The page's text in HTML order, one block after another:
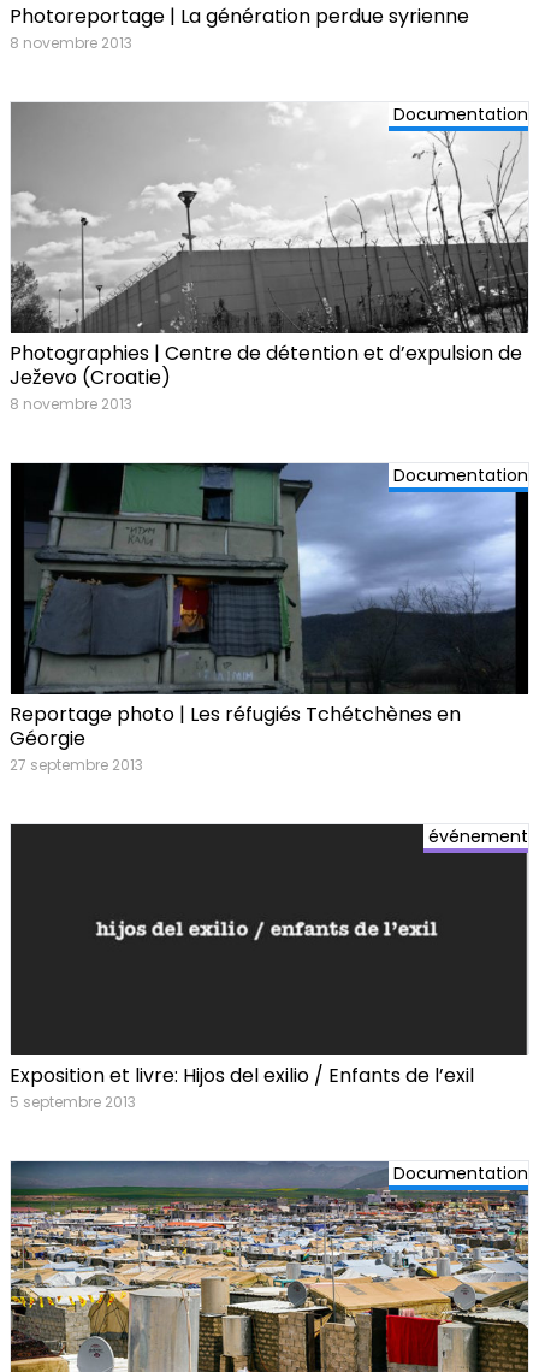
Photoreportage | La génération perdue syrienne
8 novembre 2013
Documentation
Photographies | Centre de détention et d’expulsion de
Ježevo (Croatie)
8 novembre 2013
Documentation
Reportage photo | Les réfugiés Tchétchènes en
Géorgie
27 septembre 2013
événement
Exposition et livre: Hijos del exilio / Enfants de l’exil
5 septembre 2013
Documentation